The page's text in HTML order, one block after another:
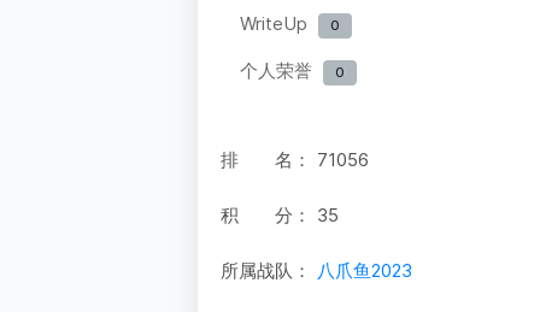
WriteUp 0
个人荣誉 0
排 名： 71056
积 分： 35
所属战队： 八爪鱼2023